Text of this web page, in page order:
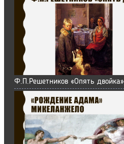
Ф.П.Решетников «Опять двойка»